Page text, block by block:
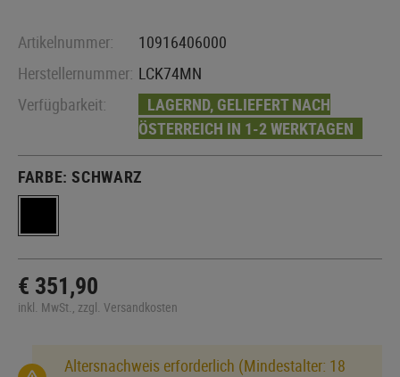
Artikelnummer:
10916406000
Herstellernummer: LCK74MN
Verfügbarkeit:
LAGERND, GELIEFERT NACH
ÖSTERREICH IN 1-2 WERKTAGEN
FARBE:SCHWARZ
€ 351,90
inkl. MwSt., zzgl. Versandkosten
Altersnachweis erforderlich (Mindestalter: 18